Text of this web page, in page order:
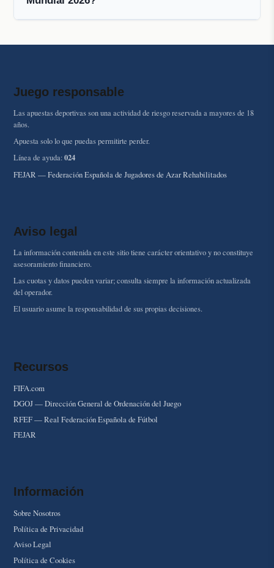
Juego responsable
Las apuestas deportivas son una actividad de riesgo reservada a mayores de 18
años.
Apuesta solo lo que puedas permitirte perder.
Línea de ayuda:024
FEJAR — Federación Española de Jugadores de Azar Rehabilitados
Aviso legal
La información contenida en este sitio tiene carácter orientativo y no constituye
asesoramiento financiero.
Las cuotas y datos pueden variar; consulta siempre la información actualizada
del operador.
El usuario asume la responsabilidad de sus propias decisiones.
Recursos
FIFA.com
DGOJ — Dirección General de Ordenación del Juego
RFEF — Real Federación Española de Fútbol
FEJAR
Información
Sobre Nosotros
Política de Privacidad
Aviso Legal
Política de Cookies